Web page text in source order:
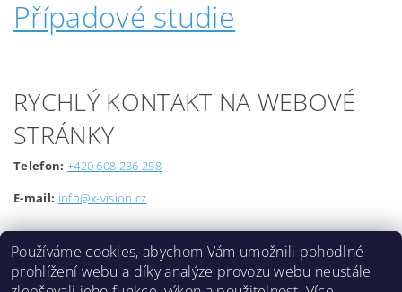
Případové studie
RYCHLÝ KONTAKT NA WEBOVÉ
STRÁNKY
Telefon: +420 608 236 258
E-mail: info@x-vision.cz
Používáme cookies, abychom Vám umožnili pohodlné
prohlížení webu a díky analýze provozu webu neustále